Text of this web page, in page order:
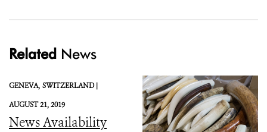
Related News
GENEVA, SWITZERLAND |
AUGUST 21, 2019
News Availability